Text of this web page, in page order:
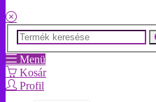
Menü
Kosár
Profil